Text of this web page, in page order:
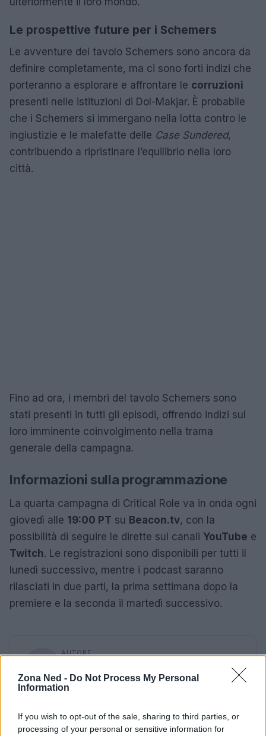
Zona Ned - Do Not Process My Personal
Information
If you wish to opt-out of the sale, sharing to third parties, or
processing of your personal or sensitive information for
Le prospettive future per i Schemers
Le avventure del tavolo Schemers sono ancora da
definire completamente, ma ci sono forti indizi che
porteranno a esplorare e affrontare le corruzioni
presenti nelle istituzioni di Dol-Makjar. È probabile
che i Schemers si immergano nella lotta contro le
ingiustizie e le malefatte delle Case Sundered,
contribuendo a ripristinare l’equilibrio nella loro
città.
Fino ad ora, i membri del tavolo Schemers sono
stati presenti in tutti gli episodi, offrendo indizi sul
loro imminente coinvolgimento nella trama
generale della campagna.
Informazioni sulla programmazione
La quarta campagna di Critical Role va in onda ogni
giovedì alle 19:00 PT su Beacon.tv, con la
possibilità di seguire le dirette sui canali YouTube e
Twitch. Le registrazioni sono disponibili per tutti il
lunedì successivo, mentre i podcast saranno
rilasciati in due parti, la prima settimana dopo la
premiere e la seconda il martedì successivo.
AUTORE